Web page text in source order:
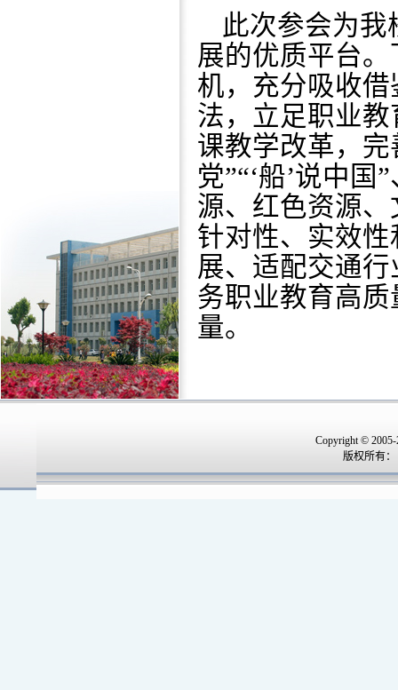
此次参会为
展的优质平台
机，充分吸收
法，立足职业
课教学改革，完
党”“‘船’说中
源、红色资源
针对性、实效
展、适配交通
务职业教育高
量。
Copyright © 2005-
版权所有